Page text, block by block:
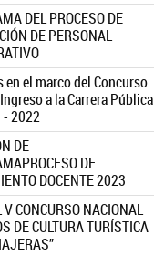
DEL PROCESO DE
DE PERSONAL
en el marco del Concurso
a la Carrera Pública
2022
DE
DE
DOCENTE 2023
CONCURSO NACIONAL
DE CULTURA TURÍSTICA